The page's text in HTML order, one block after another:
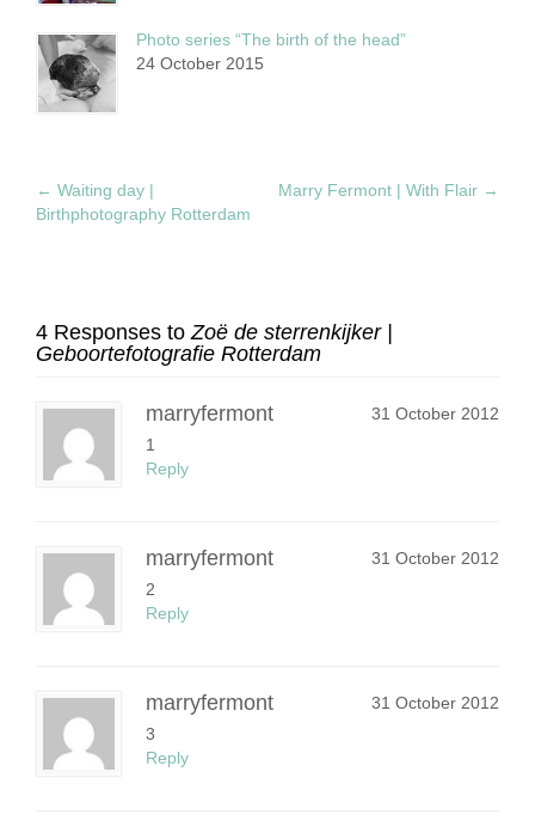
Photo series “The birth of the head”
24 October 2015
← Waiting day |
Birthphotography Rotterdam
Marry Fermont | With Flair →
4 Responses to Zoë de sterrenkijker |
Geboortefotografie Rotterdam
marryfermont
31 October 2012
1
Reply
marryfermont
31 October 2012
2
Reply
marryfermont
31 October 2012
3
Reply